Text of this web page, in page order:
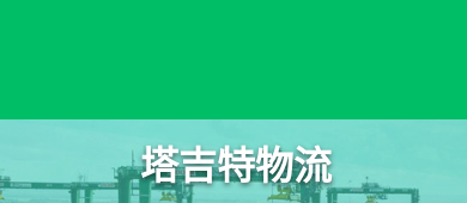
塔吉特物流